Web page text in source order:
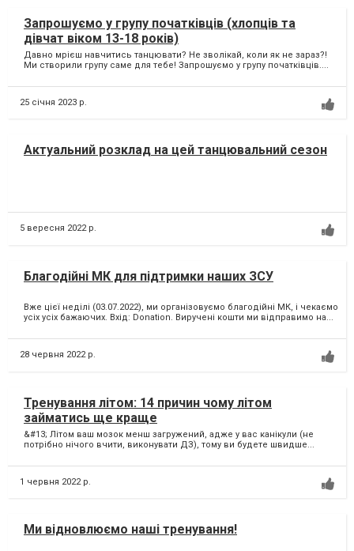
Запрошуємо у групу початківців (хлопців та
дівчат віком 13-18 років)
Давно мрієш навчитись танцювати? Не зволікай, коли як не зараз?!
Ми створили групу саме для тебе! Запрошуємо у групу початківців....
25 січня 2023 р.
Актуальний розклад на цей танцювальний сезон
5 вересня 2022 р.
Благодійні МК для підтримки наших ЗСУ
Вже цієї неділі (03.07.2022), ми організовуємо благодійні МК, і чекаємо
усіх усіх бажаючих. Вхід: Donation. Виручені кошти ми відправимо на...
28 червня 2022 р.
Тренування літом: 14 причин чому літом
займатись ще краще
&#13; Літом ваш мозок менш загружений, адже у вас канікули (не
потрібно нічого вчити, виконувати ДЗ), тому ви будете швидше...
1 червня 2022 р.
Ми відновлюємо наші тренування!